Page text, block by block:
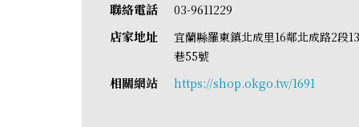
聯絡電話 03-9611229
店家地址
宜蘭縣羅東鎮北成里16鄰北成路2段
巷55號
相關網站 https://shop.okgo.tw/1691